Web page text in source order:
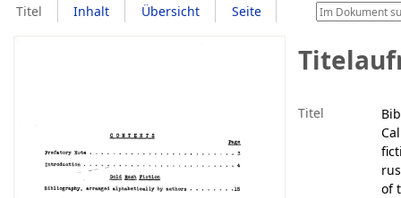
Titel Inhalt Übersicht Seite
Titel
of